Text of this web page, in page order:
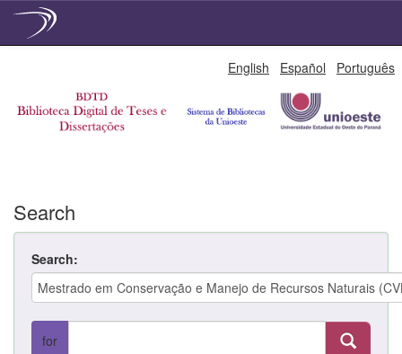
English Español Português
Search
Search:
for